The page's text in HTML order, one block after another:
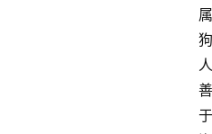
属
狗
人
善
于